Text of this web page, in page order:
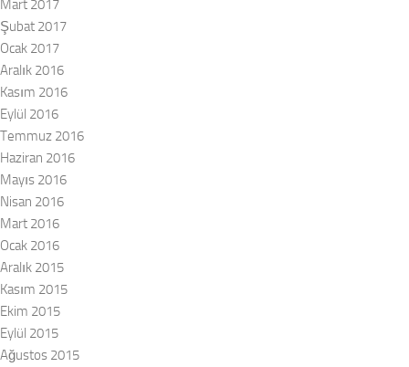
Mart 2017
Şubat 2017
Ocak 2017
Aralık 2016
Kasım 2016
Eylül 2016
Temmuz 2016
Haziran 2016
Mayıs 2016
Nisan 2016
Mart 2016
Ocak 2016
Aralık 2015
Kasım 2015
Ekim 2015
Eylül 2015
Ağustos 2015